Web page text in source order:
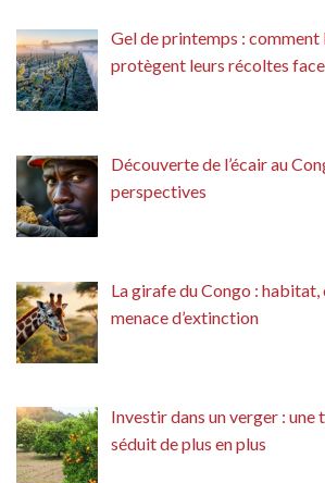
Gel de printemps : comment
protègent leurs récoltes
Découverte de l’écair au
perspectives
La girafe du Congo :
menace d’extinction
Investir dans un verger : une
séduit de plus en plus